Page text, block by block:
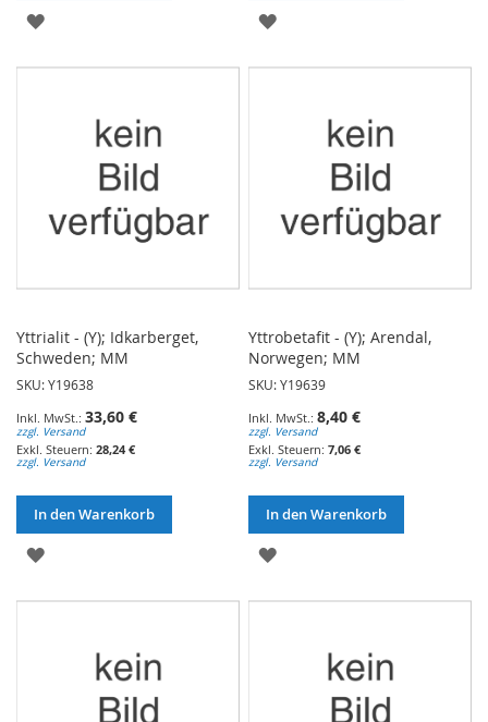
ZUR
ZUR
Yttrialit - (Y); Idkarberget,
Schweden; MM
SKU: Y19638
33,60 €
zzgl. Versand
28,24 €
zzgl. Versand
In den Warenkorb
ZUR
Yttrobetafit - (Y); Arendal,
Norwegen; MM
SKU: Y19639
8,40 €
zzgl. Versand
7,06 €
zzgl. Versand
In den Warenkorb
ZUR